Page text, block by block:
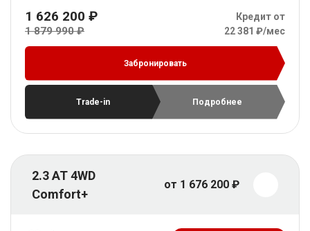
1 626 200 ₽
1 879 990 ₽
Кредит от
22 381 ₽/мес
Забронировать
Trade-in Подробнее
2.3 AT 4WD
Comfort+
от 1 676 200 ₽